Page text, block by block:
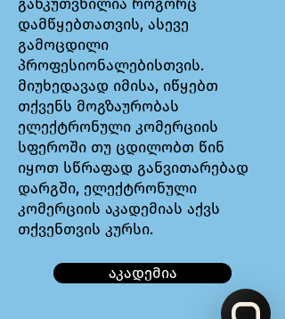
განკუთვნილია როგორც
დამწყებთათვის, ასევე
გამოცდილი
პროფესიონალებისთვის.
მიუხედავად იმისა, იწყებთ
თქვენს მოგზაურობას
ელექტრონული კომერციის
სფეროში თუ ცდილობთ წინ
იყოთ სწრაფად განვითარებად
დარგში, ელექტრონული
კომერციის აკადემიას აქვს
თქვენთვის კურსი.
აკადემია